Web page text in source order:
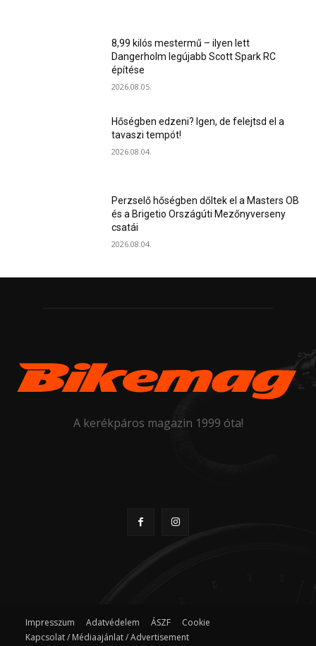
8,99 kilós mestermű – ilyen lett
Dangerholm legújabb Scott Spark RC
építése
2026.08.05.
Hőségben edzeni? Igen, de felejtsd el a
tavaszi tempót!
2026.08.04.
Perzselő hőségben dőltek el a Masters OB
és a Brigetio Országúti Mezőnyverseny
csatái
2026.08.04.
A kerékpáros magazin 1999 óta!
Impresszum Adatvédelem ÁSZF
Cookie
Kapcsolat / Médiaajánlat / Advertisement